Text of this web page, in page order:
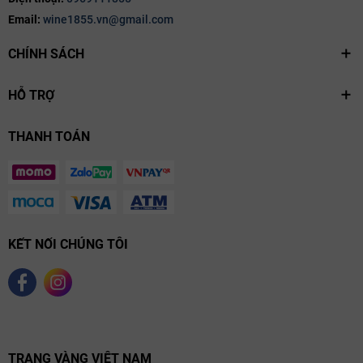
lưỡng, sau đó lên men chậm trong thùng thép không gỉ và một
tăng thêm độ sâu vị và cấu trúc phức hợp mà không làm mất đi
Email: wine1855.vn@gmail.com
CHÍNH SÁCH
HỖ TRỢ
THANH TOÁN
KẾT NỐI CHÚNG TÔI
TRANG VÀNG VIỆT NAM